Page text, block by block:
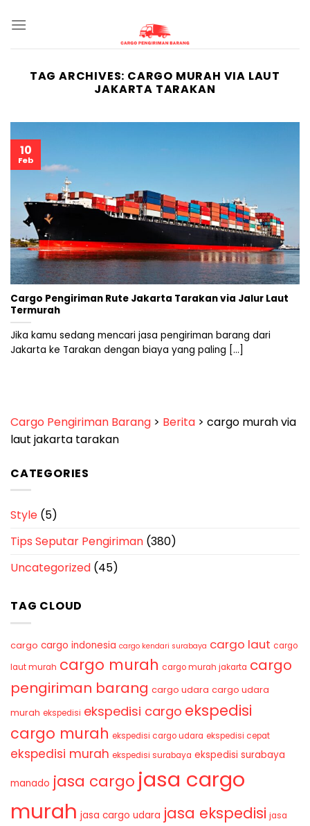
TAG ARCHIVES: CARGO MURAH VIA LAUT
JAKARTA TARAKAN
Cargo Pengiriman Rute Jakarta Tarakan via Jalur Laut
Termurah
Jika kamu sedang mencari jasa pengiriman barang dari
Jakarta ke Tarakan dengan biaya yang paling [...]
10
Feb
Cargo Pengiriman Barang > Berita > cargo murah via
laut jakarta tarakan
CATEGORIES
Style (5)
Tips Seputar Pengiriman (380)
Uncategorized (45)
TAG CLOUD
cargo cargo indonesia cargo kendari surabaya cargo laut cargo
laut murah cargo murah cargo murah jakarta cargo
pengiriman barang cargo udara cargo udara
murah ekspedisi ekspedisi cargo ekspedisi
cargo murah ekspedisi cargo udara ekspedisi cepat
ekspedisi murah ekspedisi surabaya ekspedisi surabaya
manado jasa cargo jasa cargo
murah jasa cargo udara jasa ekspedisi jasa